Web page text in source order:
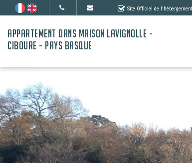
Site Officiel de l'hébergement
APPARTEMENT DANS MAISON LAVIGNOLLE -
CIBOURE - PAYS BASQUE